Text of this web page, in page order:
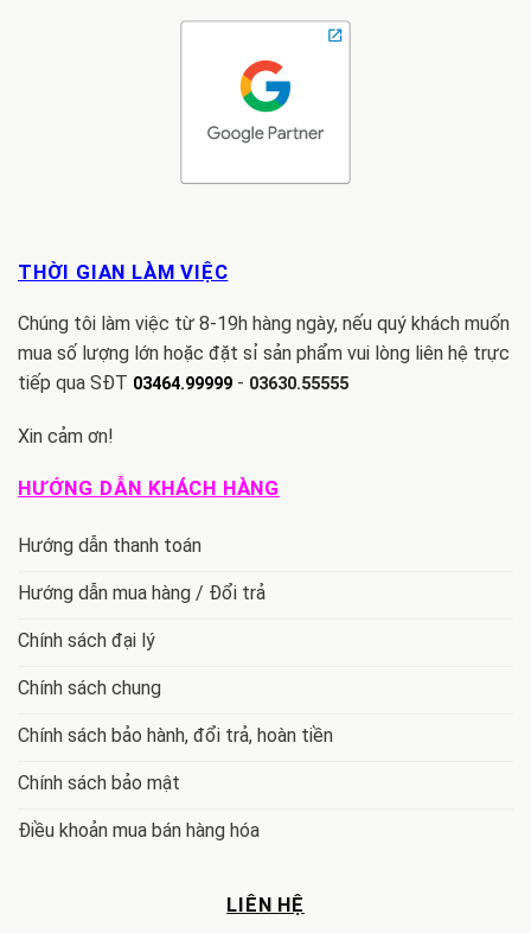
THỜI GIAN LÀM VIỆC
Chúng tôi làm việc từ 8-19h hàng ngày, nếu quý khách muốn
mua số lượng lớn hoặc đặt sỉ sản phẩm vui lòng liên hệ trực
tiếp qua SĐT 03464.99999 - 03630.55555
Xin cảm ơn!
HƯỚNG DẪN KHÁCH HÀNG
Hướng dẫn thanh toán
Hướng dẫn mua hàng / Đổi trả
Chính sách đại lý
Chính sách chung
Chính sách bảo hành, đổi trả, hoàn tiền
Chính sách bảo mật
Điều khoản mua bán hàng hóa
LIÊN HỆ